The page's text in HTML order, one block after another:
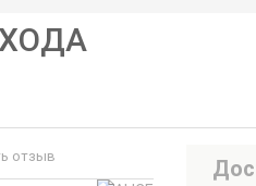
отзыв